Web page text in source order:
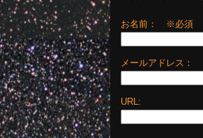
お名前： ※必須
メールアドレス：
URL: